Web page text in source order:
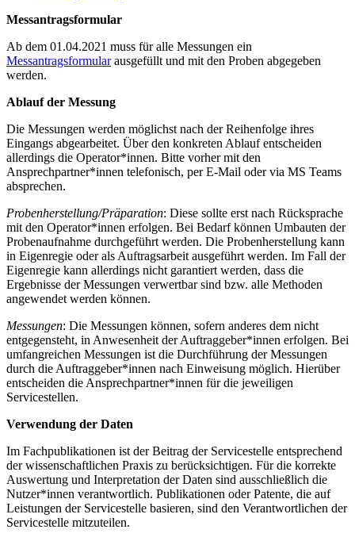
Messantragsformular
Ab dem 01.04.2021 muss für alle Messungen ein
Messantragsformularausgefüllt und mit den Proben abgegeben
werden.
Ablauf der Messung
Die Messungen werden möglichst nach der Reihenfolge ihres
Eingangs abgearbeitet. Über den konkreten Ablauf entscheiden
allerdings die Operator*innen. Bitte vorher mit den
Ansprechpartner*innen telefonisch, per E-Mail oder via MS Teams
absprechen.
Probenherstellung/Präparation: Diese sollte erst nach Rücksprache
mit den Operator*innen erfolgen. Bei Bedarf können Umbauten der
Probenaufnahme durchgeführt werden. Die Probenherstellung kann
in Eigenregie oder als Auftragsarbeit ausgeführt werden. Im Fall der
Eigenregie kann allerdings nicht garantiert werden, dass die
Ergebnisse der Messungen verwertbar sind bzw. alle Methoden
angewendet werden können.
Messungen: Die Messungen können, sofern anderes dem nicht
entgegensteht, in Anwesenheit der Auftraggeber*innen erfolgen. Bei
umfangreichen Messungen ist die Durchführung der Messungen
durch die Auftraggeber*innen nach Einweisung möglich. Hierüber
entscheiden die Ansprechpartner*innen für die jeweiligen
Servicestellen.
Verwendung der Daten
Im Fachpublikationen ist der Beitrag der Servicestelle entsprechend
der wissenschaftlichen Praxis zu berücksichtigen. Für die korrekte
Auswertung und Interpretation der Daten sind ausschließlich die
Nutzer*innen verantwortlich. Publikationen oder Patente, die auf
Leistungen der Servicestelle basieren, sind den Verantwortlichen der
Servicestelle mitzuteilen.